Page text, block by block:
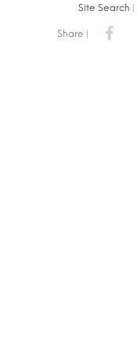
Site Search
Share |